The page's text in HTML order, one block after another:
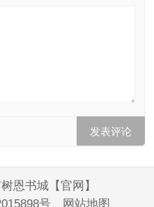
恩书城【官网】
号 网站地图